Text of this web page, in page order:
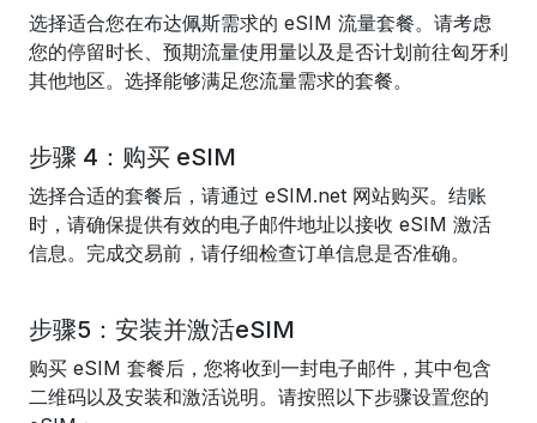
选择适合您在布达佩斯需求的 eSIM 流量套餐。请考虑
您的停留时长、预期流量使用量以及是否计划前往匈牙利
其他地区。选择能够满足您流量需求的套餐。
步骤 4：购买 eSIM
选择合适的套餐后，请通过 eSIM.net 网站购买。结账
时，请确保提供有效的电子邮件地址以接收 eSIM 激活
信息。完成交易前，请仔细检查订单信息是否准确。
步骤5：安装并激活eSIM
购买 eSIM 套餐后，您将收到一封电子邮件，其中包含
二维码以及安装和激活说明。请按照以下步骤设置您的